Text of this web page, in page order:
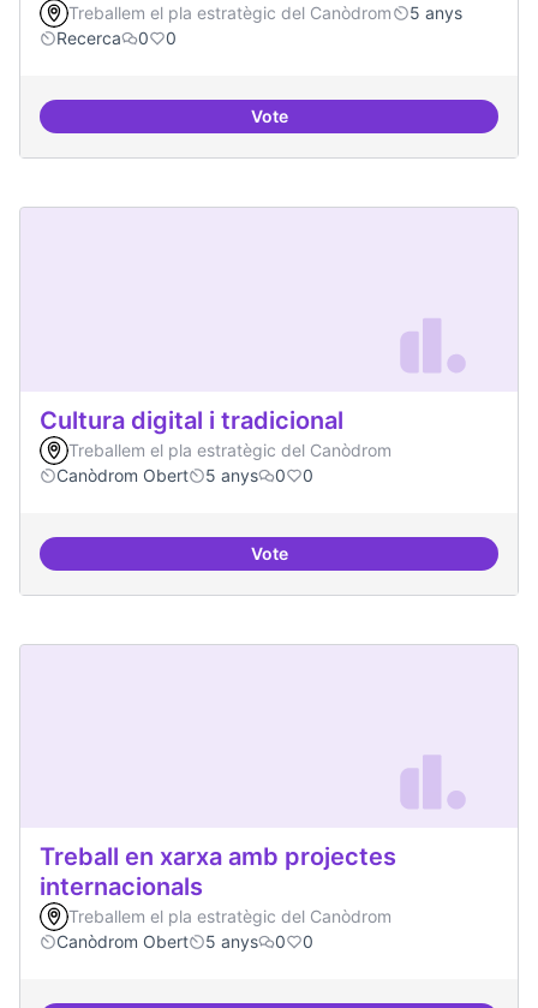
Treballem el pla estratègic del Canòdrom
5 anys
Recerca
0 0
VoteModel exportable - guifinet a
Cultura digital i tradicional
Treballem el pla estratègic del Canòdrom
Canòdrom Obert
5 anys 0 0
VoteCultura digital i tradicional
Treball en xarxa amb projectes
internacionals
Treballem el pla estratègic del Canòdrom
Canòdrom Obert
5 anys 0 0